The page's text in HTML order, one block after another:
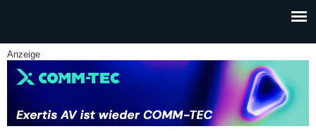
Anzeige